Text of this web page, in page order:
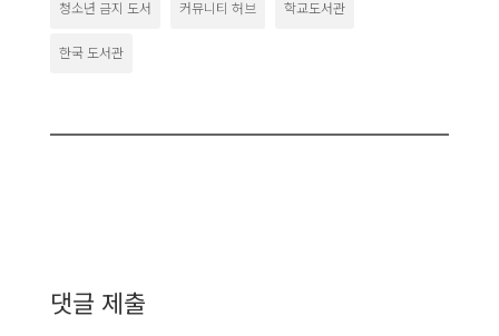
청소년 금지 도서 커뮤니티 허브 학교도서관
한국 도서관
댓글 제출